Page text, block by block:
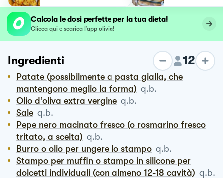
Calcola le dosi perfette per la tua dieta!
Clicca qui e scarica l’app olivia!
Ingredienti 12
Patate (possibilmente a pasta gialla, che
mantengono meglio la forma) q.b.
Olio d’oliva extra vergine q.b.
Sale q.b.
Pepe nero macinato fresco (o rosmarino fresco
tritato, a scelta) q.b.
Burro o olio per ungere lo stampo q.b.
Stampo per muffin o stampo in silicone per
dolcetti individuali (con almeno 12-18 cavità) q.b.